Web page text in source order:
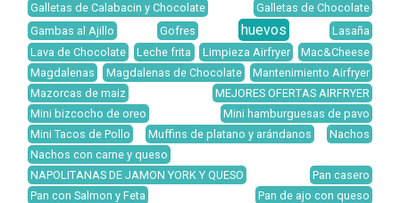
Galletas de Calabacin y Chocolate
Galletas de Chocolate
Gambas al Ajillo
Gofres huevos
Lasaña
Lava de Chocolate
Leche frita Limpieza Airfryer
Mac&Cheese
Magdalenas
Magdalenas de Chocolate
Mantenimiento Airfryer
Mazorcas de maiz
MEJORES OFERTAS AIRFRYER
Mini bizcocho de oreo
Mini hamburguesas de pavo
Mini Tacos de Pollo
Muffins de platano y arándanos
Nachos
Nachos con carne y queso
NAPOLITANAS DE JAMON YORK Y QUESO
Pan casero
Pan con Salmon y Feta
Pan de ajo con queso